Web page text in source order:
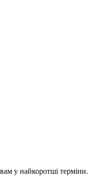
у найкоротші терміни.